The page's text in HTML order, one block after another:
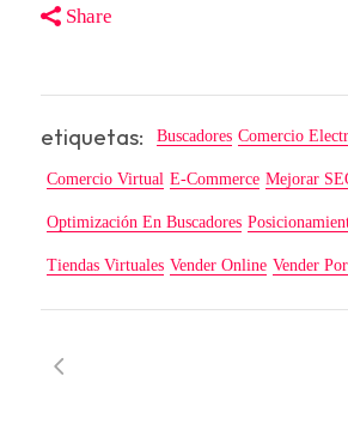
Share
etiquetas: Buscadores Comercio
Comercio Virtual E-Commerce Mejorar
Optimización En Buscadores
Tiendas Virtuales Vender Online Vender